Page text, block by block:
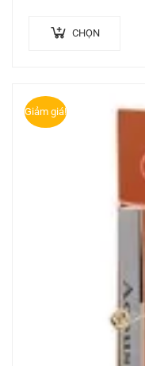
CHỌN
Giảm giá!